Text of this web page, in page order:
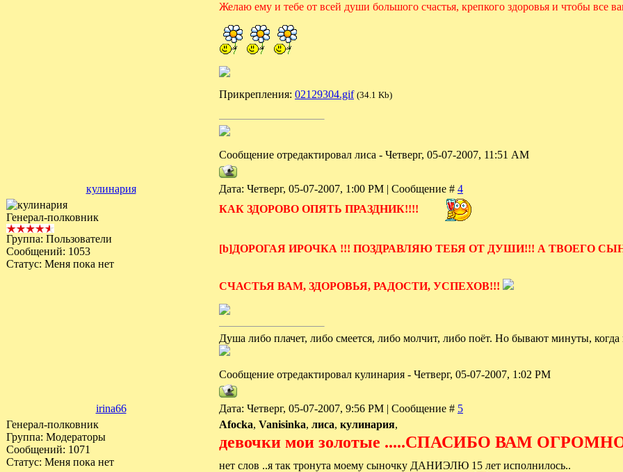
Желаю ему и тебе от всей души большого счастья, крепкого здоровья и чтобы
Прикрепления: 02129304.gif (34.1 Kb)
Сообщение отредактировал лиса - Четверг, 05-07-2007, 11:51 AM
кулинария Дата: Четверг, 05-07-2007, 1:00 PM | Сообщение # 4
Генерал-полковник
Группа: Пользователи
Сообщений: 1053
Статус: Меня пока нет
КАК ЗДОРОВО ОПЯТЬ ПРАЗДНИК!!!!
[b]ДОРОГАЯ ИРОЧКА !!! ПОЗДРАВЛЯЮ ТЕБЯ ОТ ДУШИ!!! А ТВОЕГО
СЧАСТЬЯ ВАМ, ЗДОРОВЬЯ, РАДОСТИ, УСПЕХОВ!!!
Душа либо плачет, либо смеется, либо молчит, либо поёт. Но бывают минуты,
Сообщение отредактировал кулинария - Четверг, 05-07-2007, 1:02 PM
irina66 Дата: Четверг, 05-07-2007, 9:56 PM | Сообщение # 5
Генерал-полковник
Группа: Модераторы
Сообщений: 1071
Статус: Меня пока нет
Afocka, Vanisinka, лиса, кулинария,
девочки мои золотые .....СПАСИБО ВАМ
нет слов ..я так тронута моему сыночку ДАНИЭЛЮ 15 лет исполнилось..